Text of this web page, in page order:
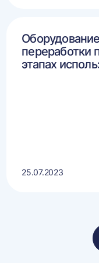
переработки
этапах
25.07.2023